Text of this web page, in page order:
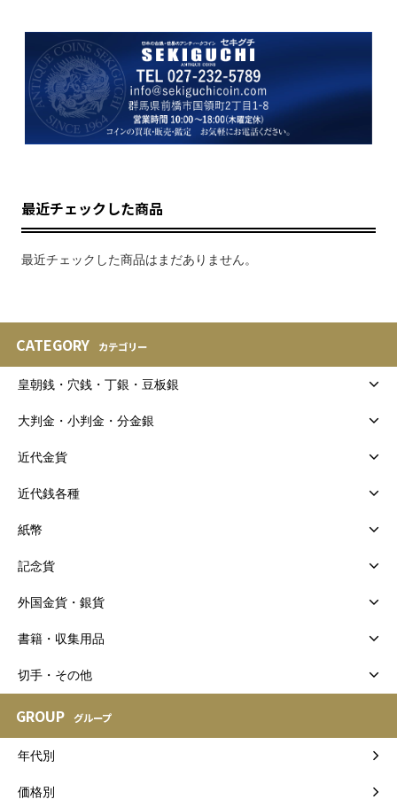
最近チェックした商品
最近チェックした商品はまだありません。
CATEGORY カテゴリー
皇朝銭・穴銭・丁銀・豆板銀
大判金・小判金・分金銀
近代金貨
近代銭各種
紙幣
記念貨
外国金貨・銀貨
書籍・収集用品
切手・その他
GROUP グループ
年代別
価格別